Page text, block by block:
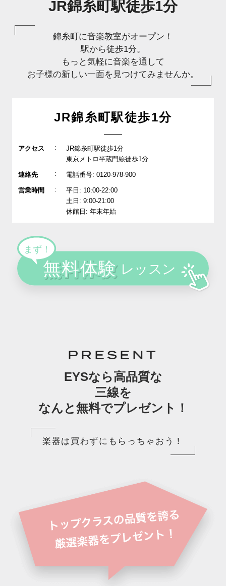
JR錦糸町駅徒歩1分
錦糸町に音楽教室がオープン！
駅から徒歩1分。
もっと気軽に音楽を通して
お子様の新しい一面を見つけてみませんか。
JR錦糸町駅徒歩1分
アクセス :
JR錦糸町駅徒歩1分
東京メトロ半蔵門線徒歩1分
連絡先 : 電話番号: 0120-978-900
営業時間 :
平日: 10:00-22:00
土日: 9:00-21:00
休館日: 年末年始
PRESENT
EYSなら高品質な
三線を
なんと無料でプレゼント！
楽器は買わずにもらっちゃおう！